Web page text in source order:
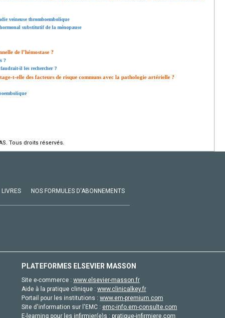
veineuse thromboembolique
substitutif de la ménopause
de l’hémostase ?
?
il les rechercher ?
t-elle des facteurs de risque communs avec la pathologie artérielle ?
Tous droits réservés.
LIVRES NOS FORMULES D'ABONNEMENTS
PLATEFORMES ELSEVIER MASSON
Site e-commerce : www.elsevier-masson.fr
Aide à la pratique clinique : www.clinicalkey.fr
Portail pour les institutions : www.em-premium.com
Site d'information sur l'EMC : emc-info.em-consulte.com
E-learning pour les infirmier(e)s : pratique-infirmiere.com